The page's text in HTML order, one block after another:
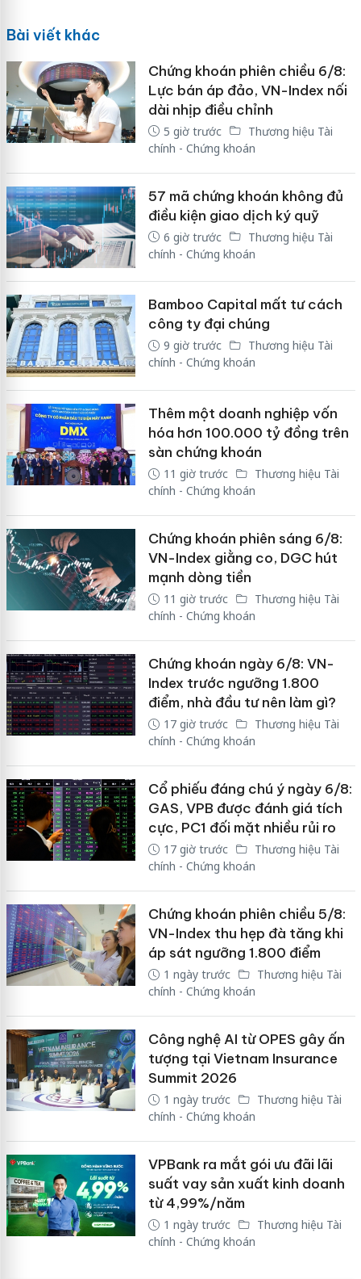
Bài viết khác
Chứng khoán phiên chiều 6/8:
Lực bán áp đảo, VN-Index nối
dài nhịp điều chỉnh
5 giờ trước
Thương hiệu Tài
chính - Chứng khoán
57 mã chứng khoán không đủ
điều kiện giao dịch ký quỹ
6 giờ trước
Thương hiệu Tài
chính - Chứng khoán
Bamboo Capital mất tư cách
công ty đại chúng
9 giờ trước
Thương hiệu Tài
chính - Chứng khoán
Thêm một doanh nghiệp vốn
hóa hơn 100.000 tỷ đồng trên
sàn chứng khoán
11 giờ trước
Thương hiệu Tài
chính - Chứng khoán
Chứng khoán phiên sáng 6/8:
VN-Index giằng co, DGC hút
mạnh dòng tiền
11 giờ trước
Thương hiệu Tài
chính - Chứng khoán
Chứng khoán ngày 6/8: VN-
Index trước ngưỡng 1.800
điểm, nhà đầu tư nên làm gì?
17 giờ trước
Thương hiệu Tài
chính - Chứng khoán
Cổ phiếu đáng chú ý ngày 6/8:
GAS, VPB được đánh giá tích
cực, PC1 đối mặt nhiều rủi ro
17 giờ trước
Thương hiệu Tài
chính - Chứng khoán
Chứng khoán phiên chiều 5/8:
VN-Index thu hẹp đà tăng khi
áp sát ngưỡng 1.800 điểm
1 ngày trước
Thương hiệu Tài
chính - Chứng khoán
Công nghệ AI từ OPES gây ấn
tượng tại Vietnam Insurance
Summit 2026
1 ngày trước
Thương hiệu Tài
chính - Chứng khoán
VPBank ra mắt gói ưu đãi lãi
suất vay sản xuất kinh doanh
từ 4,99%/năm
1 ngày trước
Thương hiệu Tài
chính - Chứng khoán